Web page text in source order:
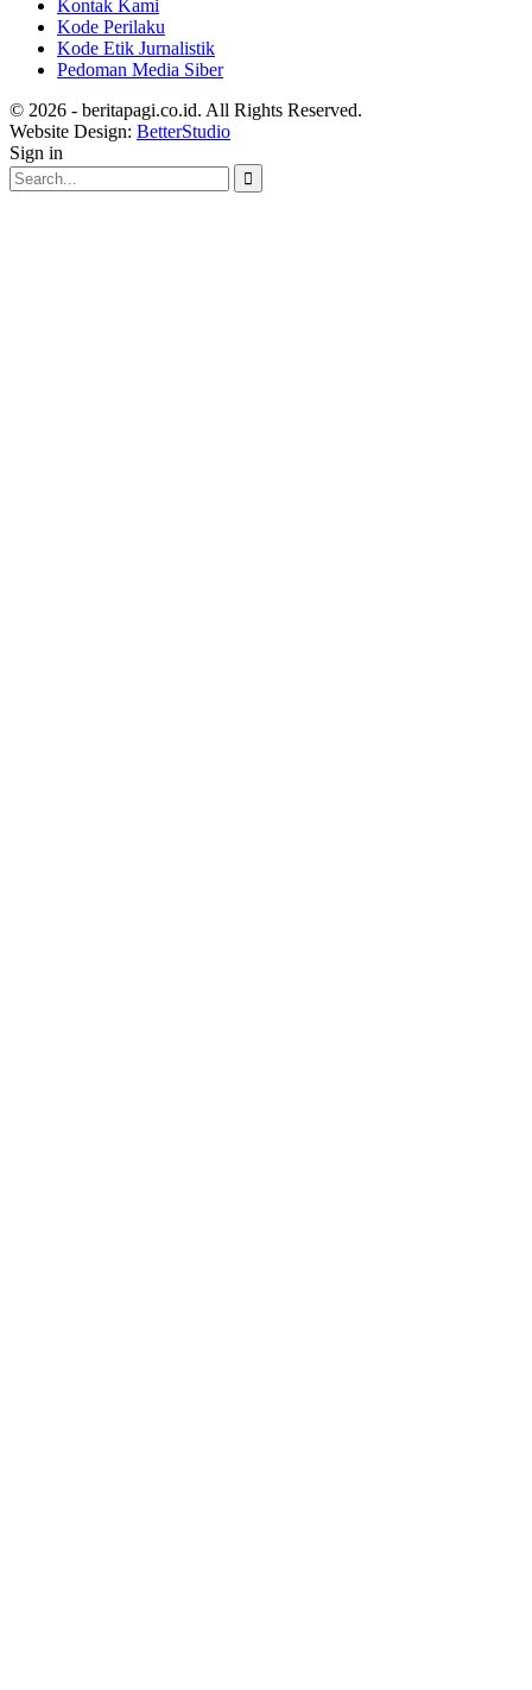
Kontak Kami
Kode Perilaku
Kode Etik Jurnalistik
Pedoman Media Siber
© 2026 - beritapagi.co.id. All Rights Reserved.
Website Design: BetterStudio
Sign in